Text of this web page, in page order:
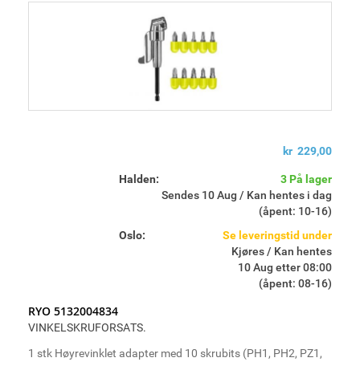
kr 229,00
Halden:
3 På lager
Sendes 10 Aug / Kan hentes i dag
(åpent: 10-16)
Oslo:
Se leveringstid under
Kjøres / Kan hentes
10 Aug etter 08:00
(åpent: 08-16)
RYO 5132004834
VINKELSKRUFORSATS.
1 stk Høyrevinklet adapter med 10 skrubits (PH1, PH2, PZ1,